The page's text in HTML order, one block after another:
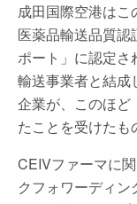
成田国際空港はこ
医薬品輸送品質
ポート」に認定さ
輸送事業者と結成
企業が、このほど
たことを受けたも
CEIVファーマに
クフォワーディン